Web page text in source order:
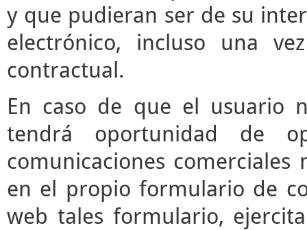
y que pudieran ser de su
electrónico, incluso una
contractual.
En caso de que el usuario
tendrá oportunidad de
comunicaciones
en el propio formulario de
web tales formulario,